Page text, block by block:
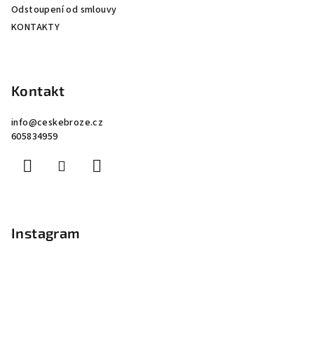
Odstoupení od smlouvy
KONTAKTY
Kontakt
info@ceskebroze.cz
605834959
Instagram